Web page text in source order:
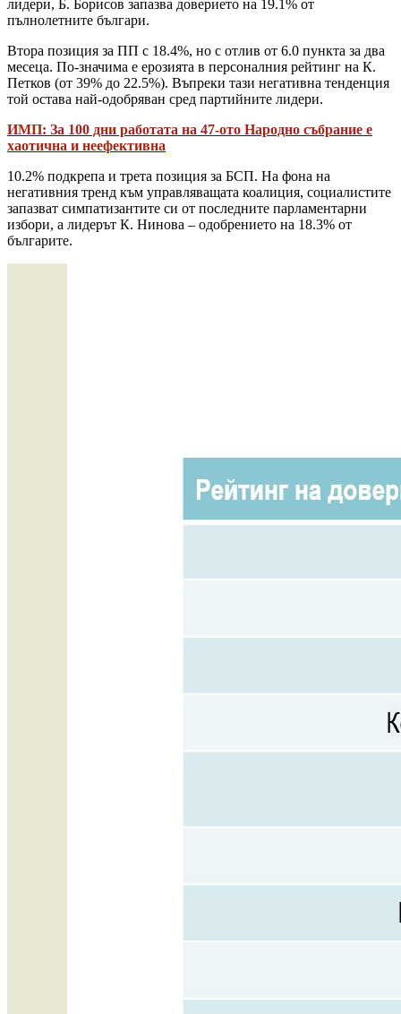
лидери, Б. Борисов запазва доверието на 19.1% от
пълнолетните българи.
Втора позиция за ПП с 18.4%, но с отлив от 6.0 пункта за два
месеца. По-значима е ерозията в персоналния рейтинг на К.
Петков (от 39% до 22.5%). Въпреки тази негативна тенденция
той остава най-одобряван сред партийните лидери.
ИМП: За 100 дни работата на 47-oто Народно събрание е
хаотична и неефективна
10.2% подкрепа и трета позиция за БСП. На фона на
негативния тренд към управляващата коалиция, социалистите
запазват симпатизантите си от последните парламентарни
избори, а лидерът К. Нинова – одобрението на 18.3% от
българите.